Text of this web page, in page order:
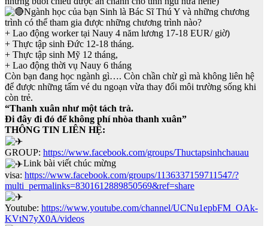
Ngành học của bạn Sinh là Bác Sĩ Thú Y và những chương
trình có thể tham gia được những chương trình nào?
+ Lao động worker tại Nauy 4 năm lương 17-18 EUR/ giờ)
+ Thực tập sinh Đức 12-18 tháng.
+ Thực tập sinh Mỹ 12 tháng,
+ Lao động thời vụ Nauy 6 tháng
Còn bạn đang học ngành gì…. Còn chần chừ gì mà không liên hệ
để được những tấm vé du ngoạn vừa thay đổi môi trường sống khi
còn trẻ.
“Thanh xuân như một tách trà.
Đi đây đi đó để không phí nhòa thanh xuân”
THÔNG TIN LIÊN HỆ:
GROUP: https://www.facebook.com/groups/Thuctapsinhchauau
Link bài viết chúc mừng
visa: https://www.facebook.com/groups/1136337159711547/?
multi_permalinks=8301612889850569&ref=share
Youtube: https://www.youtube.com/channel/UCNu1epbFM_OAk-
KVtN7yX0A/videos